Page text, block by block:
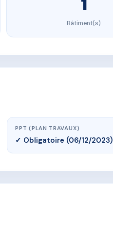
1
Bâtiment(s)
PPT (PLAN TRAVAUX)
✓ Obligatoire (06/12/2023)